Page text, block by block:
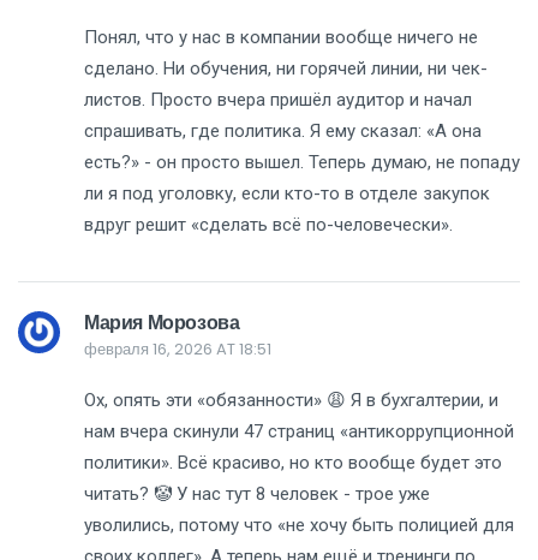
Понял, что у нас в компании вообще ничего не
сделано. Ни обучения, ни горячей линии, ни чек-
листов. Просто вчера пришёл аудитор и начал
спрашивать, где политика. Я ему сказал: «А она
есть?» - он просто вышел. Теперь думаю, не попаду
ли я под уголовку, если кто-то в отделе закупок
вдруг решит «сделать всё по-человечески».
Мария Морозова
февраля 16, 2026 AT 18:51
Ох, опять эти «обязанности» 😩 Я в бухгалтерии, и
нам вчера скинули 47 страниц «антикоррупционной
политики». Всё красиво, но кто вообще будет это
читать? 🤡 У нас тут 8 человек - трое уже
уволились, потому что «не хочу быть полицией для